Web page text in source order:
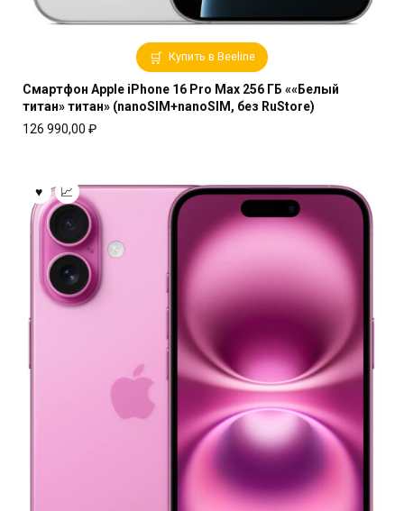
Купить в Beeline
Смартфон Apple iPhone 16 Pro Max 256 ГБ ««Белый
титан» титан» (nanoSIM+nanoSIM, без RuStore)
126 990,00 ₽